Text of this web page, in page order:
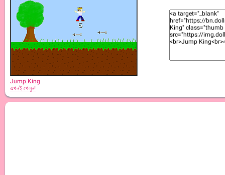
Jump King
এখনই খেলুন!